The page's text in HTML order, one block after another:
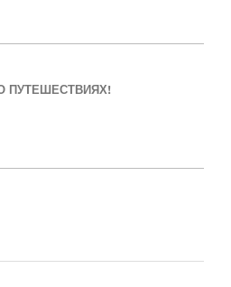
ПУТЕШЕСТВИЯХ!